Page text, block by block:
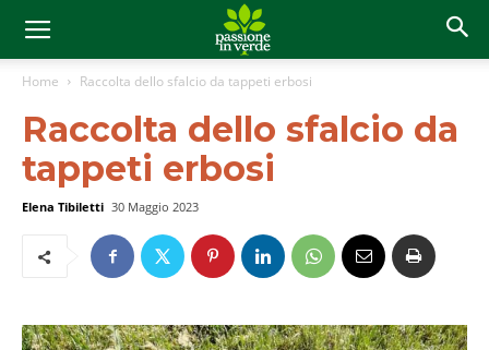
Home Raccolta dello sfalcio da tappeti erbosi
Raccolta dello sfalcio da
tappeti erbosi
Elena Tibiletti 30 Maggio 2023